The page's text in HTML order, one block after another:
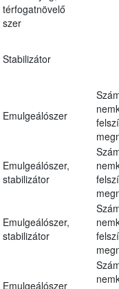
térfogatnövelő
szer
Stabilizátor
Emulgeálószer
Emulgeálószer,
stabilizátor
Emulgeálószer,
stabilizátor
Emulgeálószer